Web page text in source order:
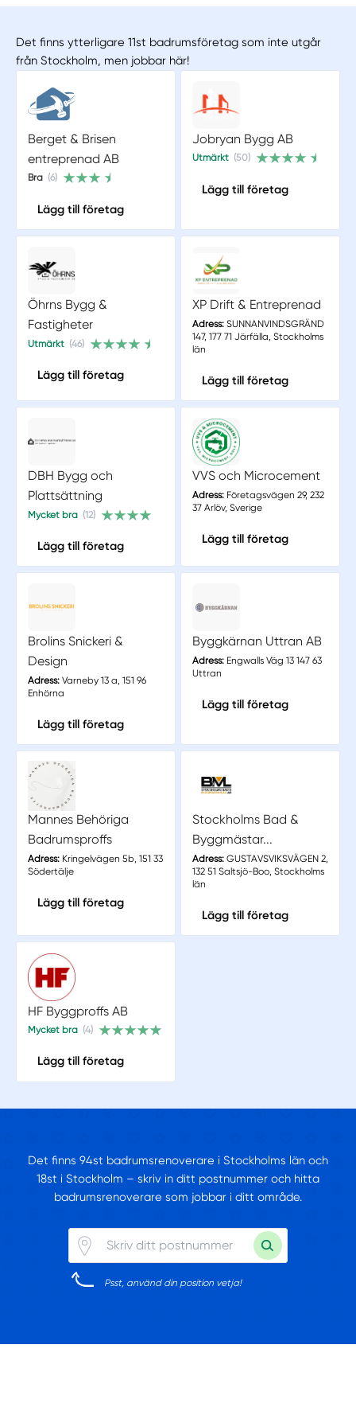
Det finns ytterligare 11st badrumsföretag som inte utgår
från Stockholm, men jobbar här!
Berget & Brisen
entreprenad AB
Bra (6)
Lägg till företag
Jobryan Bygg AB
Utmärkt (50)
Lägg till företag
Öhrns Bygg &
Fastigheter
Utmärkt (46)
Lägg till företag
XP Drift & Entreprenad
Adress:SUNNANVINDSGRÄND
147, 177 71 Järfälla, Stockholms
län
Lägg till företag
DBH Bygg och
Plattsättning
Mycket bra (12)
Lägg till företag
VVS och Microcement
Adress:Företagsvägen 29, 232
37 Arlöv, Sverige
Lägg till företag
Brolins Snickeri &
Design
Adress:Varneby 13 a, 151 96
Enhörna
Lägg till företag
Byggkärnan Uttran AB
Adress:Engwalls Väg 13 147 63
Uttran
Lägg till företag
Mannes Behöriga
Badrumsproffs
Adress:Kringelvägen 5b, 151 33
Södertälje
Lägg till företag
Stockholms Bad &
Byggmästar...
Adress:GUSTAVSVIKSVÄGEN 2,
132 51 Saltsjö-Boo, Stockholms
län
Lägg till företag
HF Byggproffs AB
Mycket bra (4)
Lägg till företag
Det finns 94st badrumsrenoverare i Stockholms län och
18st i Stockholm – skriv in ditt postnummer och hitta
badrumsrenoverare som jobbar i ditt område.
Psst, använd din position vetja!